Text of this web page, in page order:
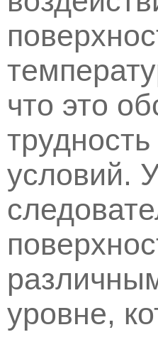
что это
условий.
уровне,